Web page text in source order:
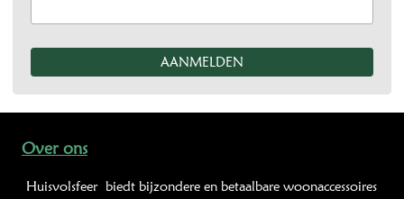
Over ons
Huisvolsfeer biedt bijzondere en betaalbare woonaccessoires